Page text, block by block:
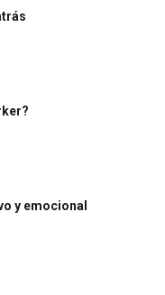
y emocional